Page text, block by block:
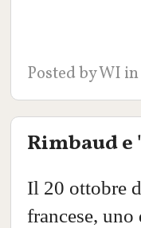
Posted byWI
Rimbaud
Il 20 ottobre
francese,